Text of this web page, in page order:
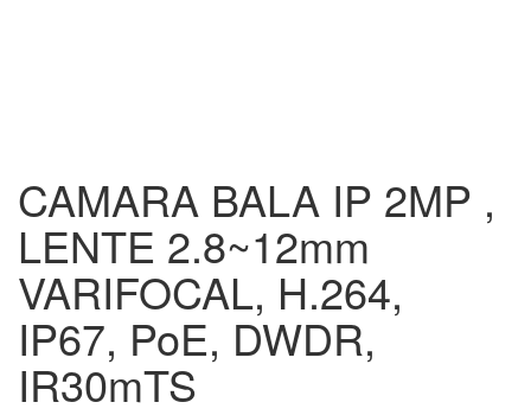
CAMARA BALA IP 2MP ,
LENTE 2.8~12mm
VARIFOCAL, H.264,
IP67, PoE, DWDR,
IR30mTS